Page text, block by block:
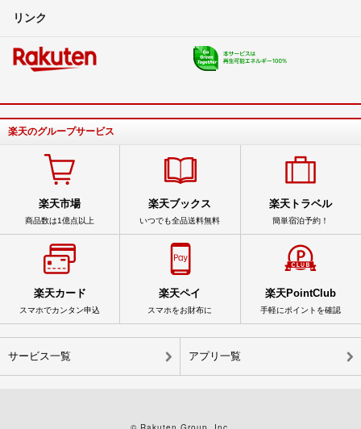
リンク
楽天のグループサービス
楽天市場
商品数は1億点以上
楽天ブックス
いつでも全品送料無料
楽天トラベル
簡単宿泊予約！
楽天カード
スマホでカンタン申込
楽天ペイ
スマホをお財布に
楽天PointClub
手軽にポイントを確認
サービス一覧 アプリ一覧